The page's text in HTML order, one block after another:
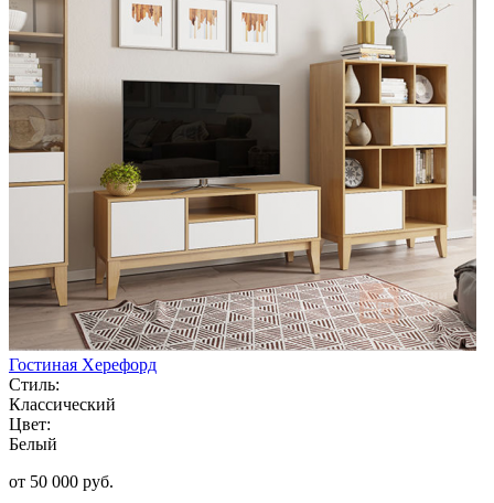
Гостиная Херефорд
Стиль:
Классический
Цвет:
Белый
от 50 000 руб.